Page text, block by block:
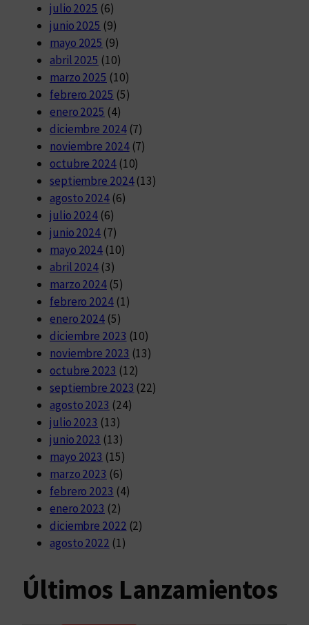
julio 2025 (6)
junio 2025 (9)
mayo 2025 (9)
abril 2025 (10)
marzo 2025 (10)
febrero 2025 (5)
enero 2025 (4)
diciembre 2024(7)
noviembre 2024(7)
octubre 2024(10)
septiembre 2024(13)
agosto 2024(6)
julio 2024 (6)
junio 2024 (7)
mayo 2024 (10)
abril 2024 (3)
marzo 2024 (5)
febrero 2024(1)
enero 2024 (5)
diciembre 2023 (10)
noviembre 2023 (13)
octubre 2023 (12)
septiembre 2023 (22)
agosto 2023 (24)
julio 2023 (13)
junio 2023 (13)
mayo 2023 (15)
marzo 2023 (6)
febrero 2023 (4)
enero 2023 (2)
diciembre 2022 (2)
agosto 2022 (1)
Últimos Lanzamientos